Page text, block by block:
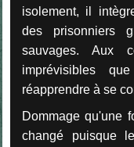
isolement, il
des prisonniers
sauvages. Aux
imprévisibles
réapprendre à se
Dommage qu'une
changé puisque